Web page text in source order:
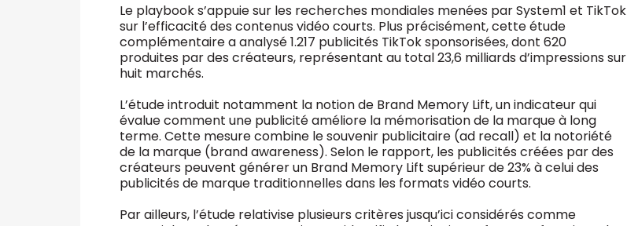
Le playbook s’appuie sur les recherches mondiales menées par System1 et TikTok
sur l’efficacité des contenus vidéo courts. Plus précisément, cette étude
complémentaire a analysé 1.217 publicités TikTok sponsorisées, dont 620
produites par des créateurs, représentant au total 23,6 milliards d’impressions sur
huit marchés.
L’étude introduit notamment la notion de Brand Memory Lift, un indicateur qui
évalue comment une publicité améliore la mémorisation de la marque à long
terme. Cette mesure combine le souvenir publicitaire (ad recall) et la notoriété
de la marque (brand awareness). Selon le rapport, les publicités créées par des
créateurs peuvent générer un Brand Memory Lift supérieur de 23% à celui des
publicités de marque traditionnelles dans les formats vidéo courts.
Par ailleurs, l’étude relativise plusieurs critères jusqu’ici considérés comme